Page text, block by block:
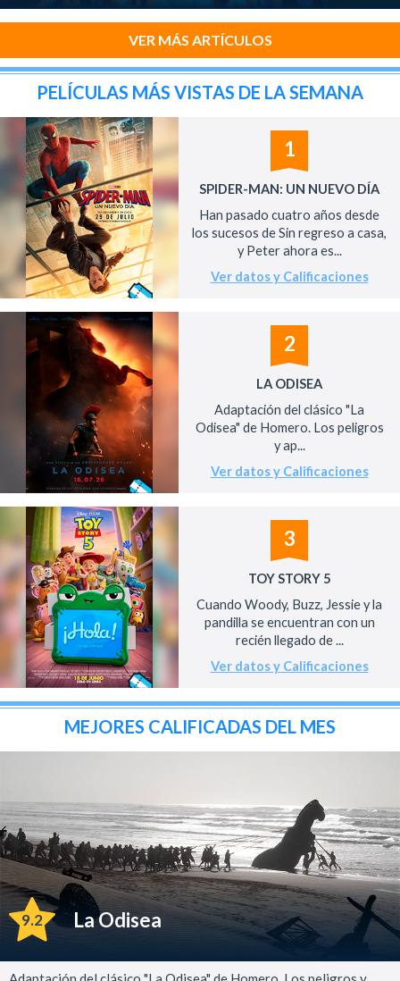
VER MÁS ARTÍCULOS
PELÍCULAS MÁS VISTAS DE LA SEMANA
1
SPIDER-MAN: UN NUEVO DÍA
Han pasado cuatro años desde
los sucesos de Sin regreso a casa,
y Peter ahora es...
Ver datos y Calificaciones
2
LA ODISEA
Adaptación del clásico "La
Odisea" de Homero. Los peligros
y ap...
Ver datos y Calificaciones
3
TOY STORY 5
Cuando Woody, Buzz, Jessie y la
pandilla se encuentran con un
recién llegado de ...
Ver datos y Calificaciones
MEJORES CALIFICADAS DEL MES
9.2 La Odisea